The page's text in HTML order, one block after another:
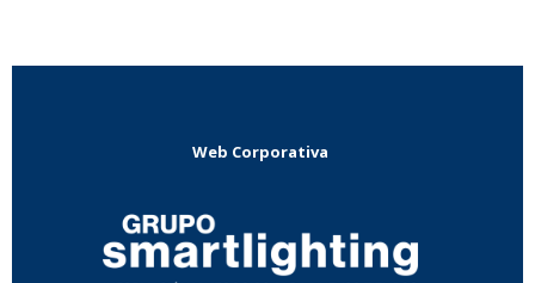
Web Corporativa